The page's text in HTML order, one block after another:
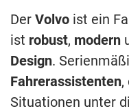
Der Volvo ist ein
ist robust, modern
Design.
Fahrerassistenten,
Situationen unter